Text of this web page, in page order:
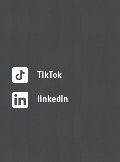
TikTok
linkedIn